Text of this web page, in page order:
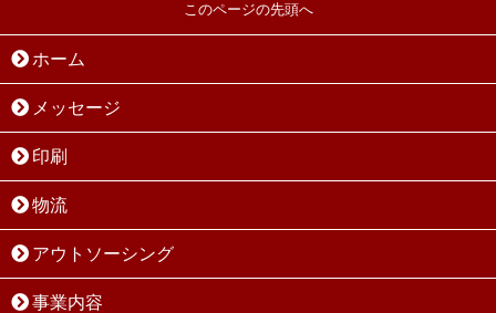
このページの先頭へ
ホーム
メッセージ
印刷
物流
アウトソーシング
事業内容